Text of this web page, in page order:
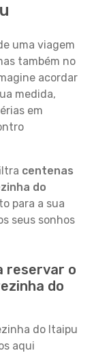
uma viagem
também no
acordar
medida,
em
centenas
do
para a sua
seus sonhos
reservar o
do
do Itaipu
aqui